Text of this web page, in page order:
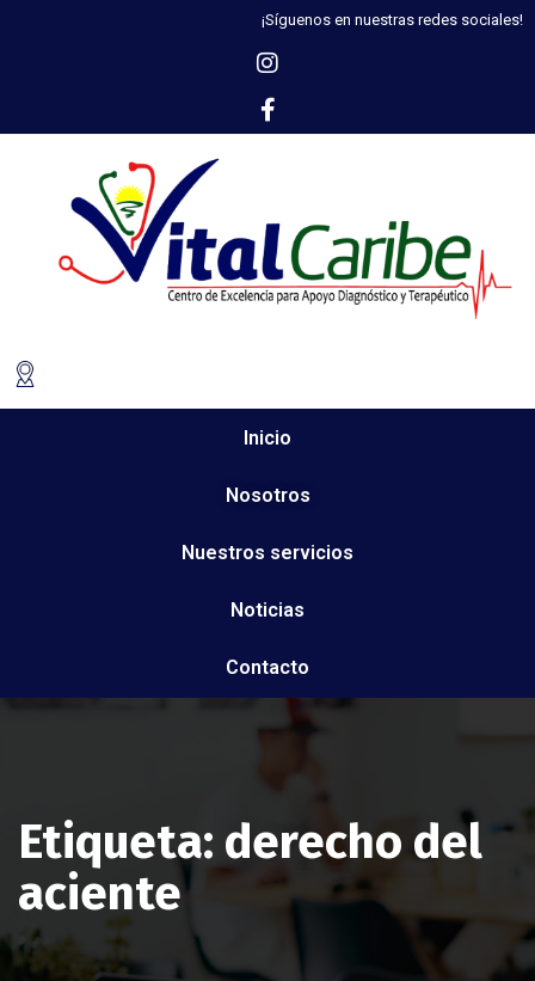
¡Síguenos en nuestras redes sociales!
Inicio
Nosotros
Nuestros servicios
Noticias
Contacto
Etiqueta: derecho del
aciente